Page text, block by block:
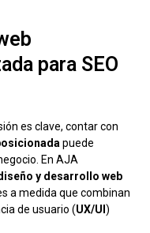
para SEO
es clave, contar con
puede
En AJA
y desarrollo web
a medida que combinan
de usuario (UX/UI)